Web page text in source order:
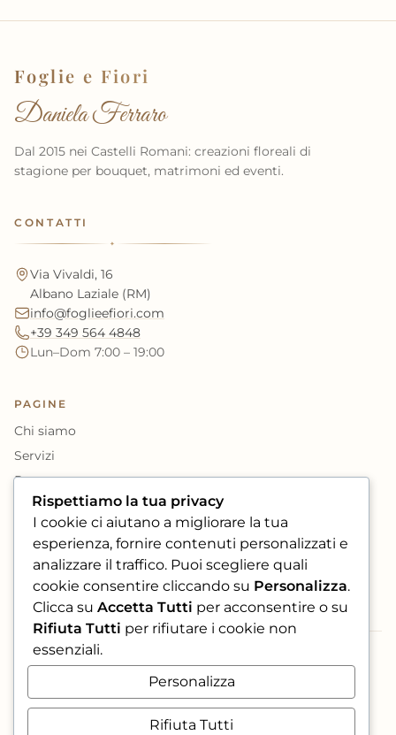
Foglie e Fiori
Daniela Ferraro
Dal 2015 nei Castelli Romani: creazioni floreali di
stagione per bouquet, matrimoni ed eventi.
CONTATTI
✦
Via Vivaldi, 16
Albano Laziale (RM)
info@foglieefiori.com
+39 349 564 4848
Lun–Dom 7:00 – 19:00
PAGINE
Chi siamo
Servizi
Prenota
Book Fotografi
SOCIAL
PAGAMENTI ACCETTATI
maestro
Rispettiamo la tua privacy
I cookie ci aiutano a migliorare la tua
esperienza, fornire contenuti personalizzati e
analizzare il traffico. Puoi scegliere quali
cookie consentire cliccando su Personalizza.
Clicca su Accetta Tutti per acconsentire o su
Rifiuta Tutti per rifiutare i cookie non
essenziali.
Personalizza
Rifiuta Tutti